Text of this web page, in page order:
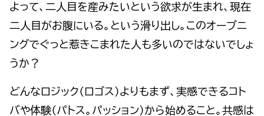
よって、二人目を産みたいという欲求が生まれ、現在
二人目がお腹にいる。という滑り出し。このオープニ
ングでぐっと惹きこまれた人も多いのではないでしょ
うか？
どんなロジック（ロゴス）よりもまず、実感できるコト
バや体験（パトス。パッション）から始めること。共感は